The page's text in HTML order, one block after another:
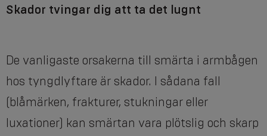
Skador tvingar dig att ta det lugnt
De vanligaste orsakerna till smärta i armbågen
hos tyngdlyftare är skador. I sådana fall
(blåmärken, frakturer, stukningar eller
luxationer) kan smärtan vara plötslig och skarp